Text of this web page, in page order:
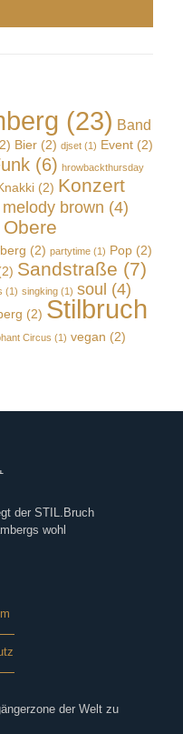
(23) Band
Bier (2) djset (1) Event (2)
(6) hrowbackthursday
(2) Konzert
melody brown (4)
Obere
(2) partytime (1) Pop (2)
Sandstraße (7)
(1) singking (1) soul (4)
(2) Stilbruch
Circus (1) vegan (2)
der STIL.Bruch
wohl
der Welt zu